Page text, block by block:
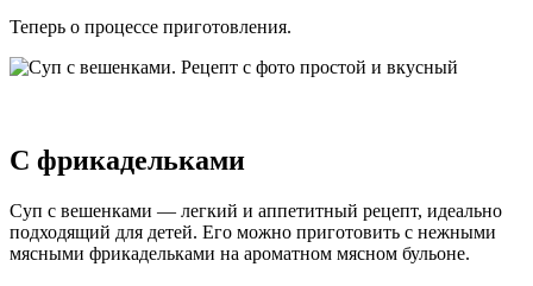
Теперь о процессе приготовления.
С фрикадельками
Суп с вешенками — легкий и аппетитный рецепт, идеально
подходящий для детей. Его можно приготовить с нежными
мясными фрикадельками на ароматном мясном бульоне.